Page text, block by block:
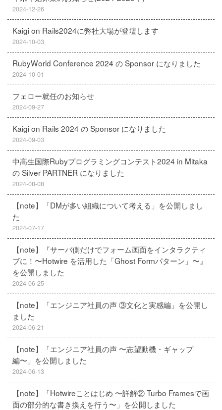
2024-12-26
Kaigi on Rails2024に弊社大場が登壇します
2024-10-03
RubyWorld Conference 2024 の Sponsor になりました
2024-10-01
フェロー就任のお知らせ
2024-09-27
Kaigi on Rails 2024 の Sponsor になりました
2024-09-03
中高生国際Rubyプログラミングコンテスト2024 in Mitaka
の Silver PARTNER になりました
2024-08-08
【note】「DMが多い組織について考える」を公開しまし
た
2024-07-17
【note】『サーバ側だけでフォーム画面をインタラクティ
ブに！〜Hotwire を活用した「Ghost Formパターン」〜』
を公開しました
2024-06-25
【note】「エンジニア社員の声 ③文化と実感編」を公開し
ました
2024-06-21
【note】「エンジニア社員の声 〜志望動機・ギャップ
編〜」を公開しました
2024-06-13
【note】「Hotwireことはじめ 〜詳解② Turbo Framesで画
面の部分的な書き換えを行う〜」を公開しました